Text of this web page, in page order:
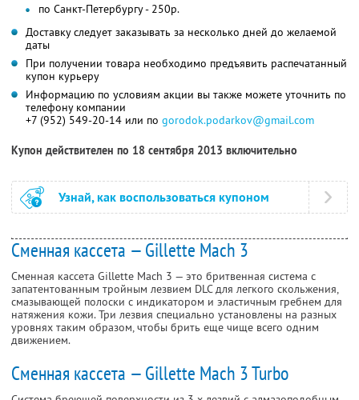
по Санкт-Петербургу - 250р.
Доставку следует заказывать за несколько дней до желаемой
даты
При получении товара необходимо предъявить распечатанный
купон курьеру
Информацию по условиям акции вы также можете уточнить по
телефону компании
+7 (952) 549-20-14 или по gorodok.podarkov@gmail.com
Купон действителен по 18 сентября 2013 включительно
Узнай, как воспользоваться купоном
Сменная кассета — Gillette Mach 3
Сменная кассета Gillette Mach 3 — это бритвенная система с
запатентованным тройным лезвием DLC для легкого скольжения,
смазывающей полоски с индикатором и эластичным гребнем для
натяжения кожи. Три лезвия специально установлены на разных
уровнях таким образом, чтобы брить еще чище всего одним
движением.
Сменная кассета — Gillette Mach 3 Turbo